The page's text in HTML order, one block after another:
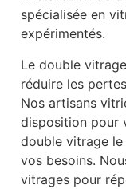
spécialisée en
expérimentés.
Le double
réduire les
Nos artisans
disposition pour
double vitrage
vos besoins.
vitrages pour